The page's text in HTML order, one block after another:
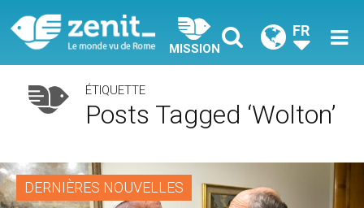
MISSION
FR
ÉTIQUETTE
Posts Tagged ‘Wolton’
DERNIÈRES NOUVELLES